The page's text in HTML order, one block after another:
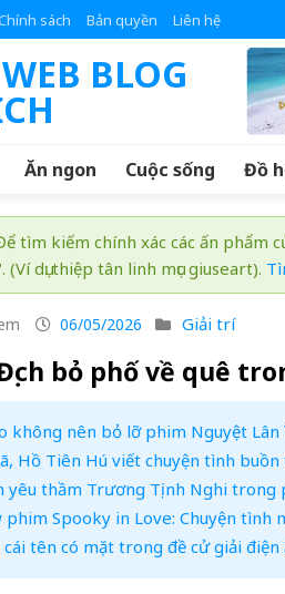
sách Bản quyền Liên hệ
BLOG
Ăn ngon Cuộc sống Đồ
tìm kiếm chính xác các ấn phẩm
(Ví dụ: thiệp tân linh mục giuseart).
06/05/2026 Giải trí
bỏ phố về quê
không nên bỏ lỡ phim Nguyệt Lân
Hồ Tiên Hú viết chuyện tình
yêu thầm Trương Tịnh Nghi trong
phim Spooky in Love: Chuyện tình
tên có mặt trong đề cử giải điện